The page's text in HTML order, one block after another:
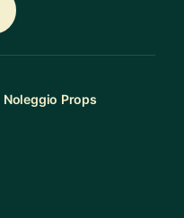
Noleggio Props